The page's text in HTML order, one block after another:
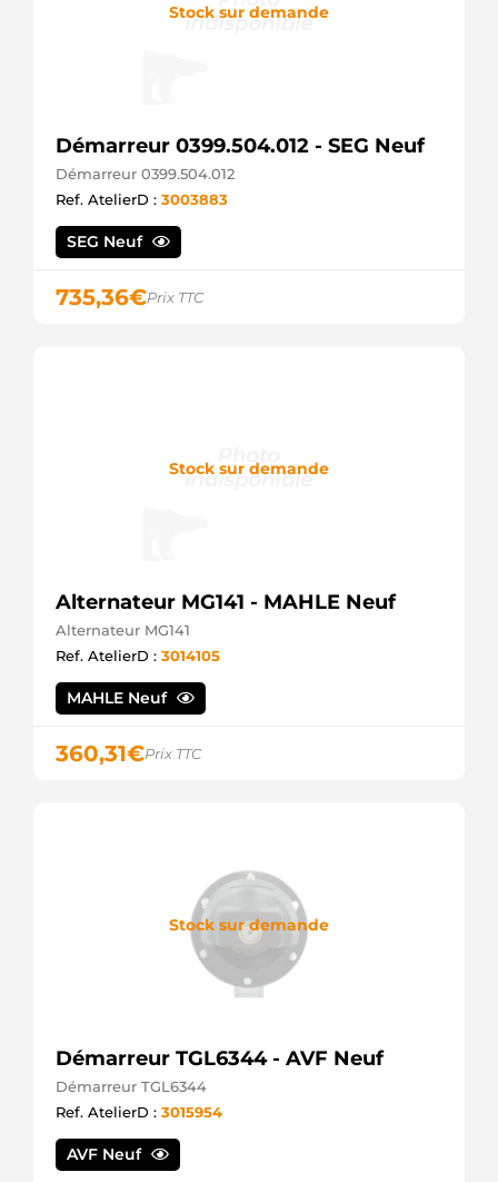
Stock sur demande
Démarreur 0399.504.012 - SEG Neuf
Démarreur 0399.504.012
Ref. AtelierD : 3003883
SEG Neuf
735,36€Prix TTC
Stock sur demande
Alternateur MG141 - MAHLE Neuf
Alternateur MG141
Ref. AtelierD : 3014105
MAHLE Neuf
360,31€Prix TTC
Stock sur demande
Démarreur TGL6344 - AVF Neuf
Démarreur TGL6344
Ref. AtelierD : 3015954
AVF Neuf